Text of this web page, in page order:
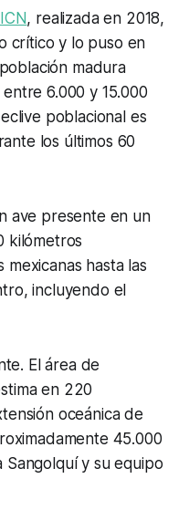
, realizada en 2018,
crítico y lo puso en
madura
6.000 y 15.000
poblacional es
los últimos 60
ave presente en un
kilómetros
hasta las
incluyendo el
El área de
en 220
oceánica de
45.000
Sangolquí y su equipo